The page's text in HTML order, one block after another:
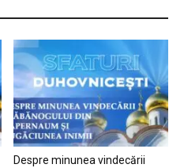
Despre minunea vindecării